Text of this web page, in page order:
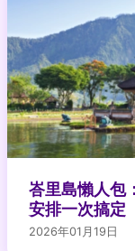
峇里島懶人包
安排一次搞定
2026年01月19日